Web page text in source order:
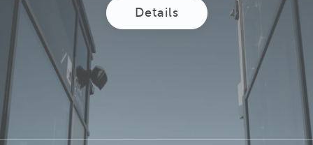
Details